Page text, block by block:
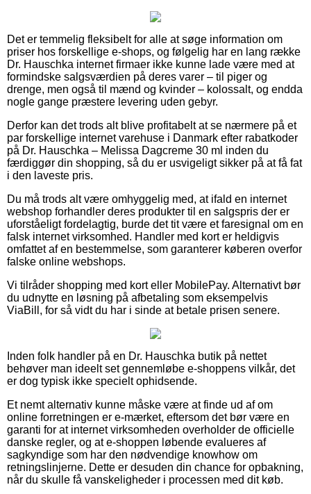
Det er temmelig fleksibelt for alle at søge information om
priser hos forskellige e-shops, og følgelig har en lang række
Dr. Hauschka internet firmaer ikke kunne lade være med at
formindske salgsværdien på deres varer – til piger og
drenge, men også til mænd og kvinder – kolossalt, og endda
nogle gange præstere levering uden gebyr.
Derfor kan det trods alt blive profitabelt at se nærmere på et
par forskellige internet varehuse i Danmark efter rabatkoder
på Dr. Hauschka – Melissa Dagcreme 30 ml inden du
færdiggør din shopping, så du er usvigeligt sikker på at få fat
i den laveste pris.
Du må trods alt være omhyggelig med, at ifald en internet
webshop forhandler deres produkter til en salgspris der er
uforståeligt fordelagtig, burde det tit være et faresignal om en
falsk internet virksomhed. Handler med kort er heldigvis
omfattet af en bestemmelse, som garanterer køberen overfor
falske online webshops.
Vi tilråder shopping med kort eller MobilePay. Alternativt bør
du udnytte en løsning på afbetaling som eksempelvis
ViaBill, for så vidt du har i sinde at betale prisen senere.
Inden folk handler på en Dr. Hauschka butik på nettet
behøver man ideelt set gennemløbe e-shoppens vilkår, det
er dog typisk ikke specielt ophidsende.
Et nemt alternativ kunne måske være at finde ud af om
online forretningen er e-mærket, eftersom det bør være en
garanti for at internet virksomheden overholder de officielle
danske regler, og at e-shoppen løbende evalueres af
sagkyndige som har den nødvendige knowhow om
retningslinjerne. Dette er desuden din chance for opbakning,
når du skulle få vanskeligheder i processen med dit køb.